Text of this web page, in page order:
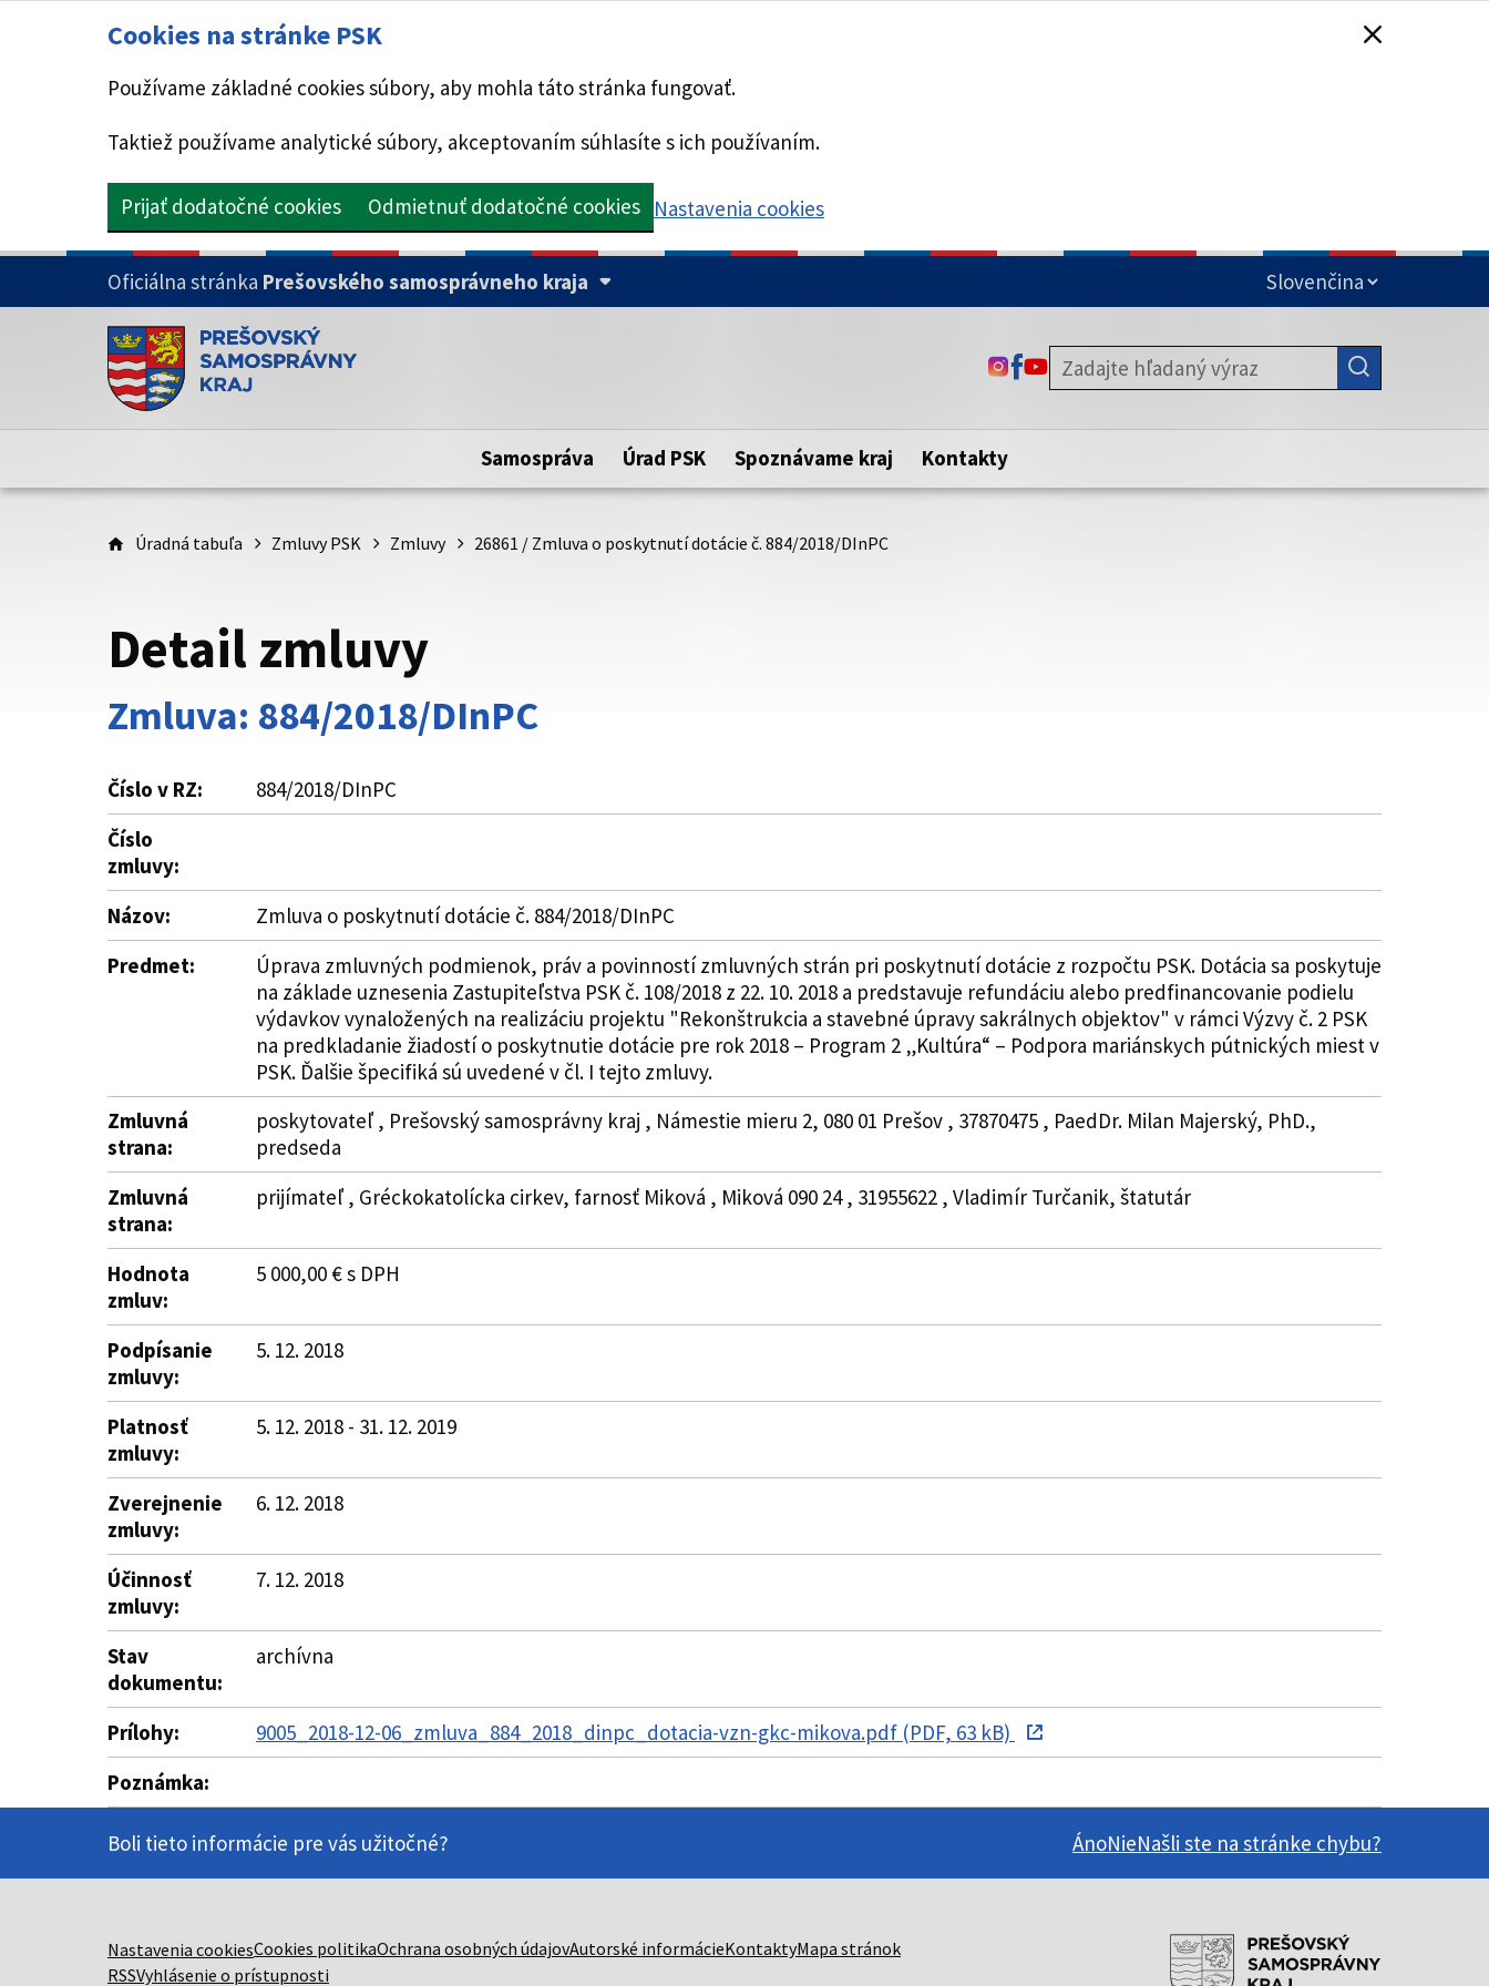
Cookies na stránke PSK
Používame základné cookies súbory, aby mohla táto stránka fungovať.
Taktiež používame analytické súbory, akceptovaním súhlasíte s ich používaním.
Prijať dodatočné cookies Odmietnuť dodatočné cookies Nastavenia cookies
PRESKOČIŤ NA HLAVNÝ OBSAH
Oficiálna stránka Prešovského samosprávneho kraja
Doména psk.sk je oficiálna
Toto je oficiálna webová stránka Prešovského samosprávneho kraja.
Táto stránka je zabezpečená
zabezpečenú webovú stránku. Zabezpečená stránka vždy začína
https:// pred názvom domény webového sídla.
ODKAZ SA OTVORÍ NA NOVEJ KARTE
ODKAZ SA OTVORÍ NA NOVEJ KARTE
ODKAZ SA OTVORÍ NA NOVEJ KARTE
Samospráva Úrad PSK Spoznávame kraj Kontakty
Úradná tabuľa Zmluvy PSK Zmluvy 26861 / Zmluva o poskytnutí dotácie č. 884/2018/DInPC
Detail zmluvy
Zmluva: 884/2018/DInPC
Číslo v RZ:
884/2018/DInPC
Číslo
zmluvy:
Názov:
Zmluva o poskytnutí dotácie č. 884/2018/DInPC
Predmet:
Úprava zmluvných podmienok, práv a povinností zmluvných strán pri poskytnutí dotácie z rozpočtu PSK. Dotácia sa poskytuje
na základe uznesenia Zastupiteľstva PSK č. 108/2018 z 22. 10. 2018 a predstavuje refundáciu alebo predfinancovanie podielu
výdavkov vynaložených na realizáciu projektu "Rekonštrukcia a stavebné úpravy sakrálnych objektov" v rámci Výzvy č. 2 PSK
na predkladanie žiadostí o poskytnutie dotácie pre rok 2018 – Program 2 „Kultúra“ – Podpora mariánskych pútnických miest v
PSK. Ďalšie špecifiká sú uvedené v čl. I tejto zmluvy.
Zmluvná
strana:
poskytovateľ , Prešovský samosprávny kraj , Námestie mieru 2, 080 01 Prešov , 37870475 , PaedDr. Milan Majerský, PhD.,
predseda
Zmluvná
strana:
prijímateľ , Gréckokatolícka cirkev, farnosť Miková , Miková 090 24 , 31955622 , Vladimír Turčanik, štatutár
Hodnota
zmluv:
5 000,00 € s DPH
Podpísanie
zmluvy:
5. 12. 2018
Platnosť
zmluvy:
5. 12. 2018 - 31. 12. 2019
Zverejnenie
zmluvy:
6. 12. 2018
Účinnosť
zmluvy:
7. 12. 2018
Stav
dokumentu:
archívna
Prílohy:
9005_2018-12-06_zmluva_884_2018_dinpc_dotacia-vzn-gkc-mikova.pdf (PDF, 63 kB)
Poznámka:
Boli tieto informácie pre vás užitočné? ÁnoNieNašli ste na stránke chybu?
Nastavenia cookiesCookies politikaOchrana osobných údajovAutorské informácieKontaktyMapa stránok
RSSVyhlásenie o prístupnosti